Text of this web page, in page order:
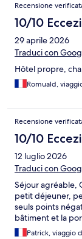
Recensione
10/10
29 aprile 2026
Traduci con
Hôtel propre,
Romuald,
Recensione
10/10
12 luglio 2026
Traduci con
Séjour agréable,
petit déjeuner,
seuls points
bâtiment et la
Patrick, viaggio